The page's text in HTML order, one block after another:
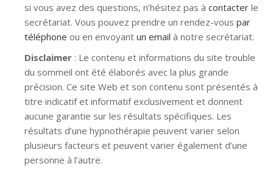
si vous avez des questions, n’hésitez pas à contacter le
secrétariat. Vous pouvez prendre un rendez-vous par
téléphone ou en envoyant un email à notre secrétariat.
Disclaimer : Le contenu et informations du site trouble
du sommeil ont été élaborés avec la plus grande
précision. Ce site Web et son contenu sont présentés à
titre indicatif et informatif exclusivement et donnent
aucune garantie sur les résultats spécifiques. Les
résultats d’une hypnothérapie peuvent varier selon
plusieurs facteurs et peuvent varier également d’une
personne à l’autre.